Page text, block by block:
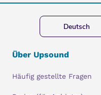
Deutsch
Über Upsound
Häufig gestellte Fragen